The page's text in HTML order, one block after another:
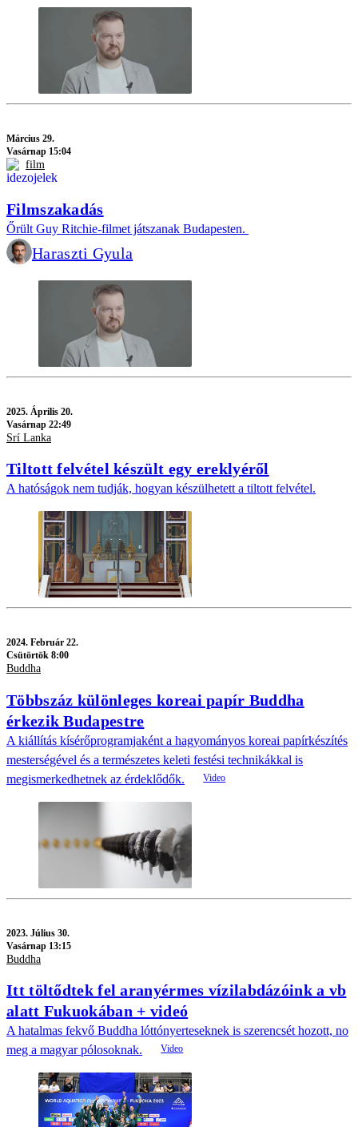
Március 29.
Vasárnap 15:04
film
Filmszakadás
Őrült Guy Ritchie-filmet játszanak Budapesten.
Haraszti Gyula
2025. Április 20.
Vasárnap 22:49
Srí Lanka
Tiltott felvétel készült egy ereklyéről
A hatóságok nem tudják, hogyan készülhetett a tiltott felvétel.
2024. Február 22.
Csütörtök 8:00
Buddha
Többszáz különleges koreai papír Buddha
érkezik Budapestre
A kiállítás kísérőprogramjaként a hagyományos koreai papírkészítés
mesterségével és a természetes keleti festési technikákkal is
megismerkedhetnek az érdeklődők.
2023. Július 30.
Vasárnap 13:15
Buddha
Itt töltődtek fel aranyérmes vízilabdázóink a vb
alatt Fukuokában + videó
A hatalmas fekvő Buddha lóttónyerteseknek is szerencsét hozott, no
meg a magyar pólosoknak.